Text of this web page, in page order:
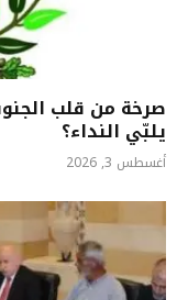
صرخة من قلب
يلبّي النداء؟
أغسطس 3, 2026